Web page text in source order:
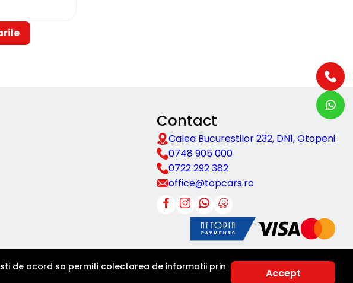
de acord sa permiti colectarea de informatii prin
Accept
Contact
Calea Bucurestilor 232, DN1, Otopeni
0748 905 000
0722 292 382
office@topcars.ro